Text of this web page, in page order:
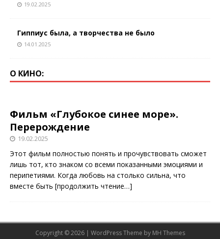
19.02.2025
Гиппиус была, а творчества не было
14.01.2025
О КИНО:
Фильм «Глубокое синее море».
Перерождение
19.02.2025
Этот фильм полностью понять и прочувствовать сможет
лишь тот, кто знаком со всеми показанными эмоциями и
перипетиями. Когда любовь на столько сильна, что
вместе быть [продолжить чтение…]
Copyright © 2026 | WordPress Theme by MH Themes